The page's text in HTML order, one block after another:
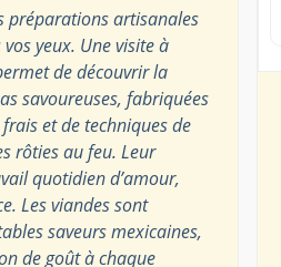
préparations artisanales
yeux. Une visite à
de découvrir la
savoureuses, fabriquées
et de techniques de
rôties au feu. Leur
quotidien d’amour,
Les viandes sont
saveurs mexicaines,
de goût à chaque